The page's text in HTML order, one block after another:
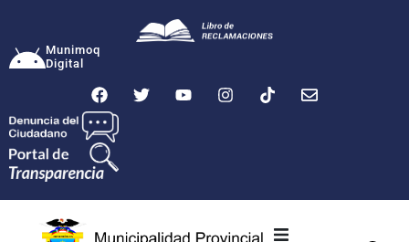
Munimoq
Digital